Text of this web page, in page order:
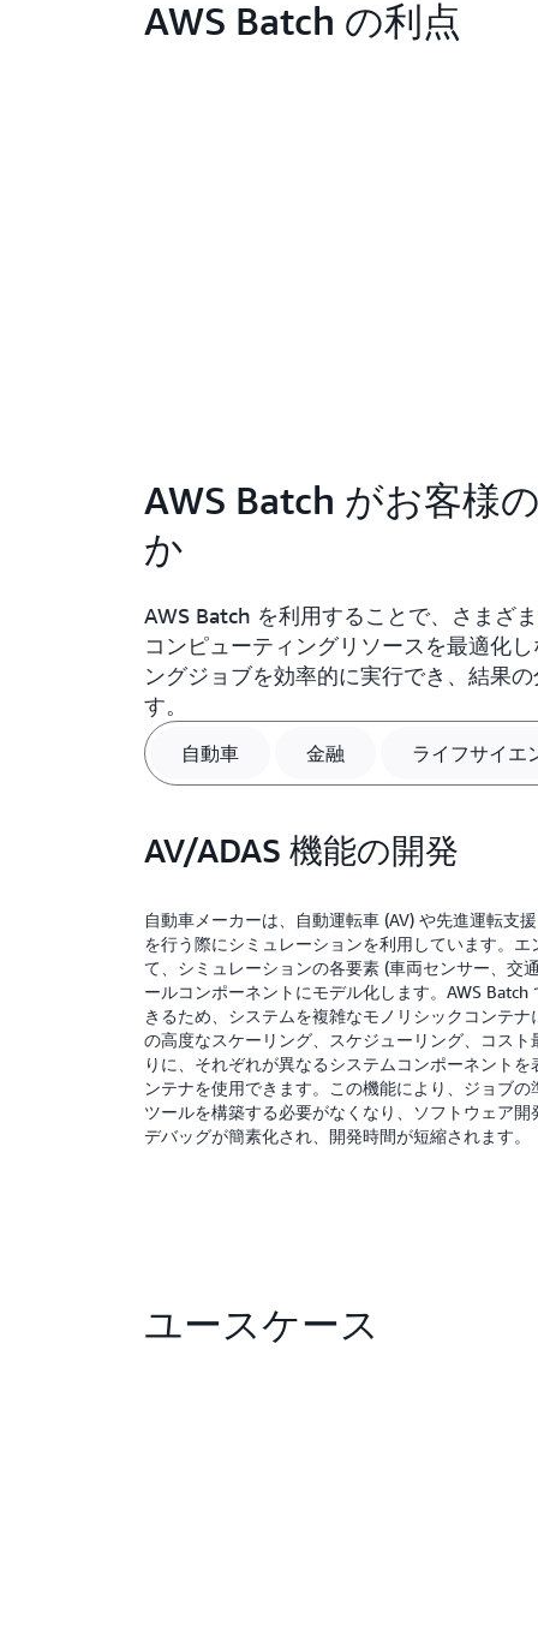
AWS Batch の利点
AWS Batch がお客様
か
AWS Batch を利用することで、さまざ
コンピューティングリソースを最適化
ングジョブを効率的に実行でき、結果
す。
自動車 金融 ライフサイエ
AV/ADAS 機能の開発
自動車メーカーは、自動運転車 (AV) や先進運転支
を行う際にシミュレーションを利用しています。
て、シミュレーションの各要素 (車両センサー、交
ールコンポーネントにモデル化します。AWS
きるため、システムを複雑なモノリシックコンテ
の高度なスケーリング、スケジューリング、コス
りに、それぞれが異なるシステムコンポーネント
ンテナを使用できます。この機能により、ジョブ
ツールを構築する必要がなくなり、ソフトウェア開
デバッグが簡素化され、開発時間が短縮されます。
ユースケース